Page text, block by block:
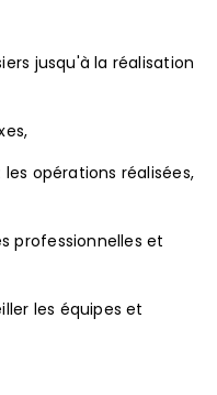
jusqu'à la réalisation
opérations réalisées,
professionnelles et
les équipes et